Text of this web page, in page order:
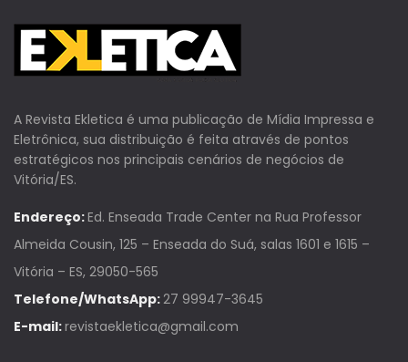
A Revista Ekletica é uma publicação de Mídia Impressa e
Eletrônica, sua distribuição é feita através de pontos
estratégicos nos principais cenários de negócios de
Vitória/ES.
Endereço:Ed. Enseada Trade Center na Rua Professor
Almeida Cousin, 125 – Enseada do Suá, salas 1601 e 1615 –
Vitória – ES, 29050-565
Telefone/WhatsApp:27 99947-3645
E-mail:revistaekletica@gmail.com